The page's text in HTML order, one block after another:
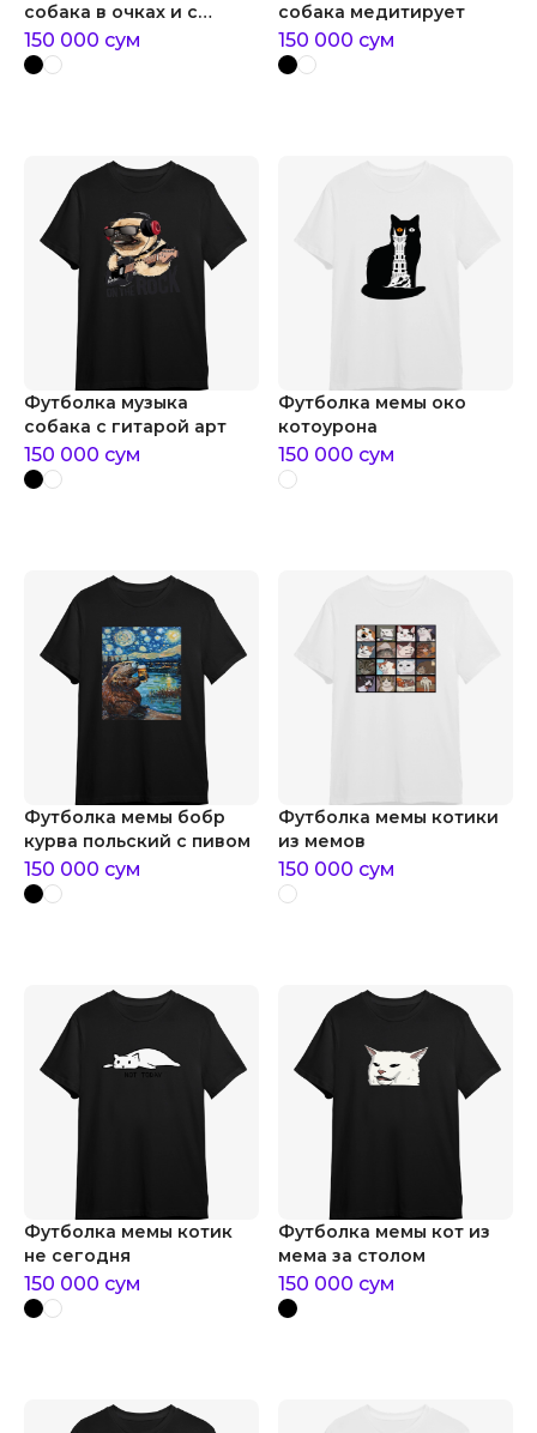
собака в очках и с
наушниками
150 000 сум
собака медитирует
150 000 сум
Футболка музыка
собака с гитарой арт
150 000 сум
Футболка мемы око
котоурона
150 000 сум
Футболка мемы бобр
курва польский с пивом
150 000 сум
Футболка мемы котики
из мемов
150 000 сум
Футболка мемы котик
не сегодня
150 000 сум
Футболка мемы кот из
мема за столом
150 000 сум